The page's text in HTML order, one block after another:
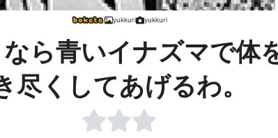
yukkuri yukkuri
ら青いイナズマで体
尽くしてあげるわ。